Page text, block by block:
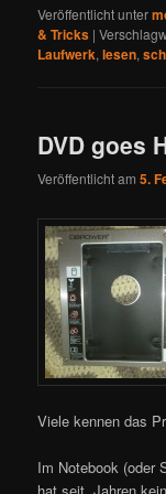
Veröffentlicht unter
& Tricks |
Laufwerk,lesen,
DVD goes
Veröffentlicht am5.
Viele kennen das
Im Notebook (oder